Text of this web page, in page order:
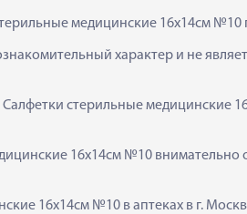
медицинские 16х14см №10
характер и не
стерильные
16х14см №10 внимательно
16х14см №10 в аптеках в г.